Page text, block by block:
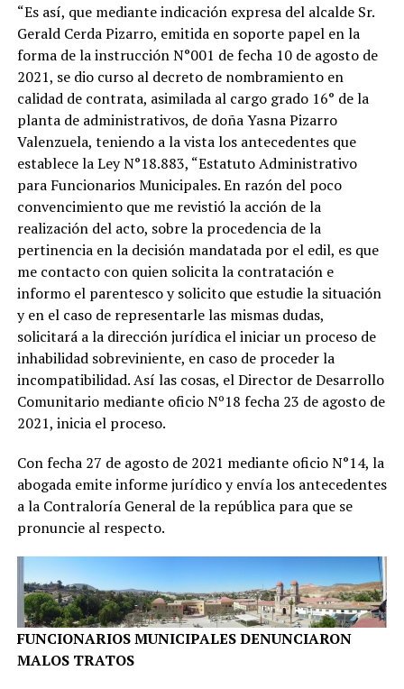
“Es así, que mediante indicación expresa del alcalde Sr.
Gerald Cerda Pizarro, emitida en soporte papel en la
forma de la instrucción N°001 de fecha 10 de agosto de
2021, se dio curso al decreto de nombramiento en
calidad de contrata, asimilada al cargo grado 16° de la
planta de administrativos, de doña Yasna Pizarro
Valenzuela, teniendo a la vista los antecedentes que
establece la Ley N°18.883, “Estatuto Administrativo
para Funcionarios Municipales. En razón del poco
convencimiento que me revistió la acción de la
realización del acto, sobre la procedencia de la
pertinencia en la decisión mandatada por el edil, es que
me contacto con quien solicita la contratación e
informo el parentesco y solicito que estudie la situación
y en el caso de representarle las mismas dudas,
solicitará a la dirección jurídica el iniciar un proceso de
inhabilidad sobreviniente, en caso de proceder la
incompatibilidad. Así las cosas, el Director de Desarrollo
Comunitario mediante oficio Nº18 fecha 23 de agosto de
2021, inicia el proceso.
Con fecha 27 de agosto de 2021 mediante oficio N°14, la
abogada emite informe jurídico y envía los antecedentes
a la Contraloría General de la república para que se
pronuncie al respecto.
FUNCIONARIOS MUNICIPALES DENUNCIARON
MALOS TRATOS